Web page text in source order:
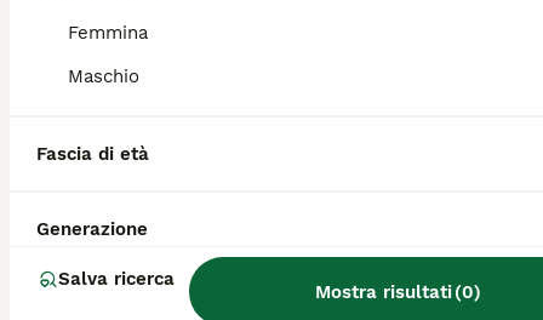
Femmina
Maschio
Fascia di età
Generazione
Salva ricerca
Mostra risultati(0)
reputazione dell'allevatore e la posizione.
Corgi Cardigan?
Qual è il carattere del Corgi
Cardigan?